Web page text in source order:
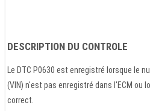
DESCRIPTION DU CONTROLE
Le DTC P0630 est enregistré lorsque le
(VIN) n'est pas enregistré dans l'ECM ou
correct.